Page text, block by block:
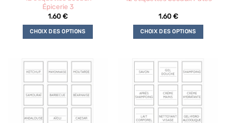
du
produit
produit
Épicerie 3
1.60€
CHOIX DES OPTIONS
a
plusieurs
variations.
Les
options
peuvent
1.60€
CHOIX DES OPTIONS
a
plusieurs
variations.
Les
options
peuvent